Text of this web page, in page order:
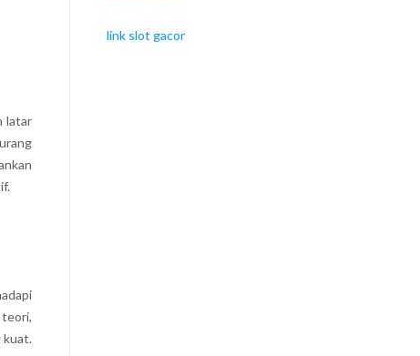
latar
kuat.
link slot gacor